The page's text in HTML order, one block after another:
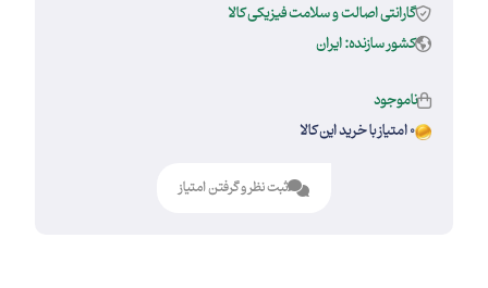
گارانتی اصالت و سلامت فیزیکی کالا
کشور سازنده: ایران
ناموجود
0 امتیاز با خرید این کالا
ثبت نظر و گرفتن امتیاز